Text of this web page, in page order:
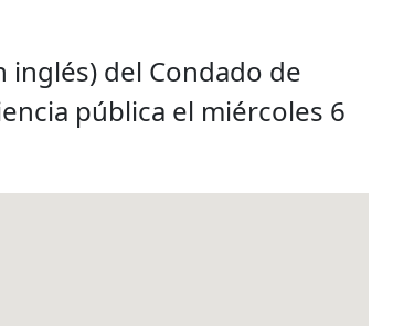
inglés) del Condado de
pública el miércoles 6